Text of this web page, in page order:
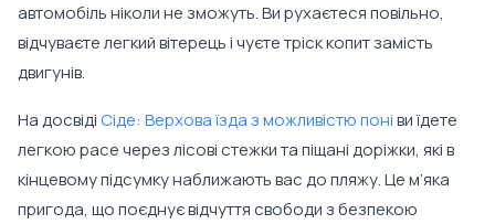
автомобіль ніколи не зможуть. Ви рухаєтеся повільно,
відчуваєте легкий вітерець і чуєте тріск копит замість
двигунів.
На досвідіСіде: Верхова їзда з можливістю поніви їдете
легкою pace через лісові стежки та піщані доріжки, які в
кінцевому підсумку наближають вас до пляжу. Це м’яка
пригода, що поєднує відчуття свободи з безпекою